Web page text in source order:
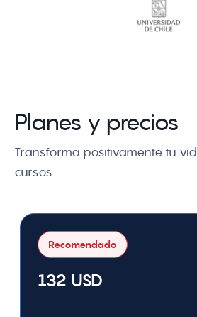
Planes y precios
Transforma positivamente tu
cursos
Recomendado
132 USD